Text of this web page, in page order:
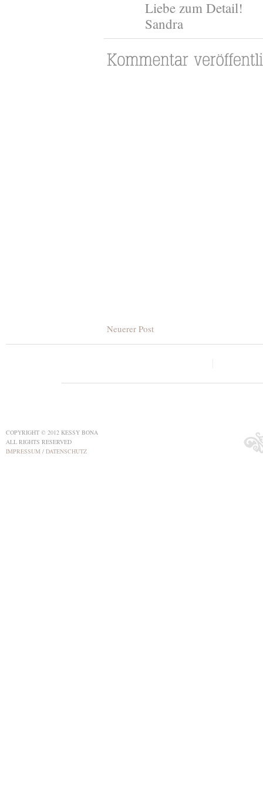
Liebe zum Detail!
Sandra
Neuerer Post
COPYRIGHT © 2012 KESSY BONA
ALL RIGHTS RESERVED
IMPRESSUM / DATENSCHUTZ